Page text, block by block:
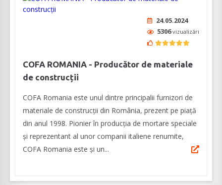
24.05.2024
5306vizualizări
COFA ROMANIA - Producător de materiale
de construcții
COFA Romania este unul dintre principalii furnizori de
materiale de construcții din România, prezent pe piață
din anul 1998. Pionier în producția de mortare speciale
și reprezentant al unor companii italiene renumite,
COFA Romania este și un...